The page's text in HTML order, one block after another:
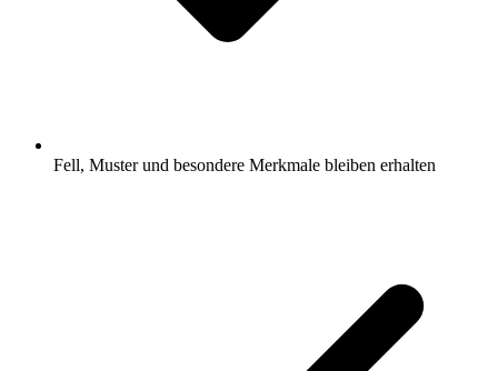
Fell, Muster und besondere Merkmale bleiben erhalten